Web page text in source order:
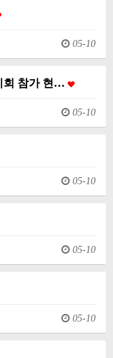
05-10
회 참가 현…
05-10
05-10
05-10
05-10